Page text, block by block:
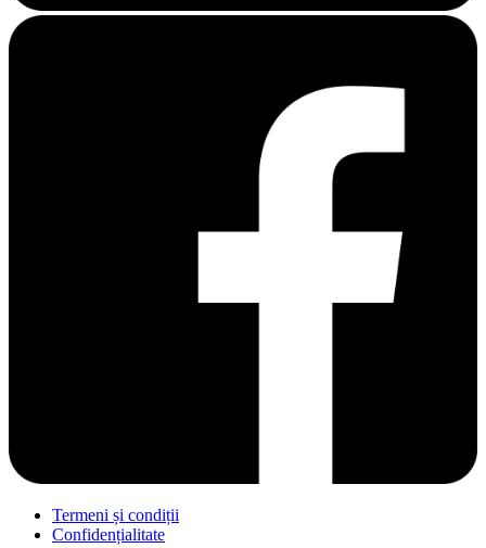
Termeni și condiții
Confidențialitate